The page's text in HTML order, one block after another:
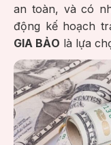
an toàn, và có
động kế hoạch
GIA BẢO là lựa